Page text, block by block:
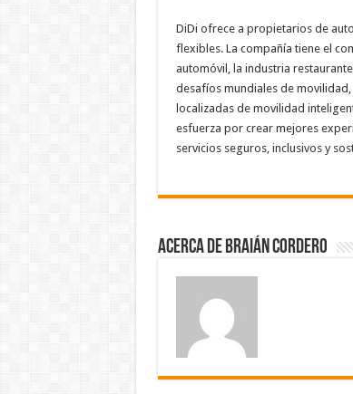
DiDi ofrece a propietarios de
flexibles. La compañía tiene el
automóvil, la industria
desafíos mundiales de
localizadas de movilidad
esfuerza por crear mejores
servicios seguros, inclusivos y
Acerca de Braián Cordero